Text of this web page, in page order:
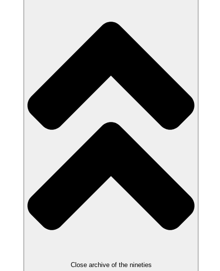
Close archive of the nineties